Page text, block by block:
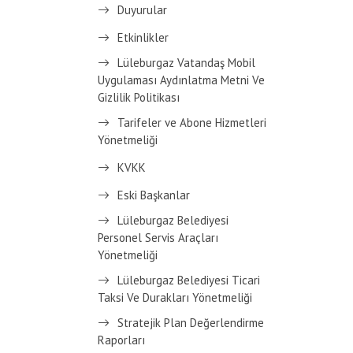
Duyurular
Etkinlikler
Lüleburgaz Vatandaş Mobil
Uygulaması Aydınlatma Metni Ve
Gizlilik Politikası
Tarifeler ve Abone Hizmetleri
Yönetmeliği
KVKK
Eski Başkanlar
Lüleburgaz Belediyesi
Personel Servis Araçları
Yönetmeliği
Lüleburgaz Belediyesi Ticari
Taksi Ve Durakları Yönetmeliği
Stratejik Plan Değerlendirme
Raporları